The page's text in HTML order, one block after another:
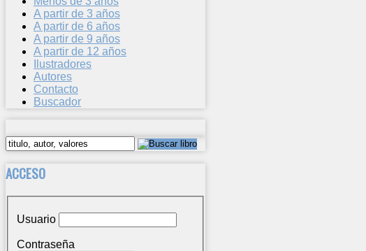
A partir de 3 años
A partir de 6 años
A partir de 9 años
A partir de 12 años
Ilustradores
Autores
Contacto
Buscador
ACCESO
Usuario
Contraseña